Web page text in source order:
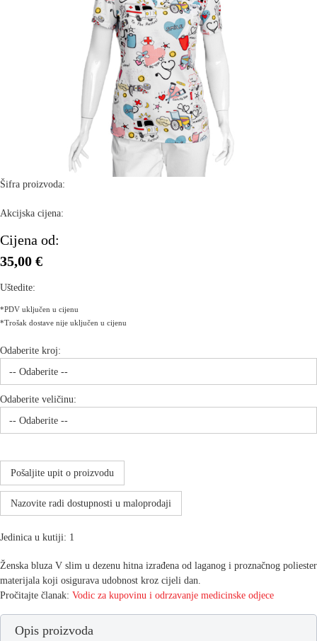
Šifra proizvoda:
Akcijska cijena:
Cijena od:
35,00 €
Uštedite:
*PDV uključen u cijenu
*Trošak dostave nije uključen u cijenu
Odaberite kroj:
Odaberite veličinu:
Pošaljite upit o proizvodu
Nazovite radi dostupnosti u maloprodaji
Jedinica u kutiji: 1
Ženska bluza V slim u dezenu hitna izrađena od laganog i proznačnog poliester
materijala koji osigurava udobnost kroz cijeli dan.
Pročitajte članak: Vodic za kupovinu i odrzavanje medicinske odjece
Opis proizvoda